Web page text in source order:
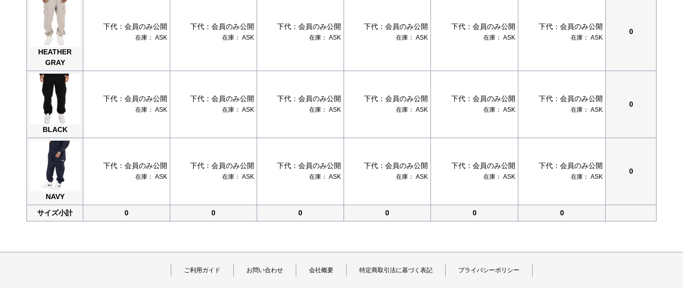
サイズ小計 0 0 0 0 0 0
HEATHER
GRAY
下代： 会員のみ公開
在庫： ASK
下代： 会員のみ公開
在庫： ASK
下代： 会員のみ公開
在庫： ASK
下代： 会員のみ公開
在庫： ASK
下代： 会員のみ公開
在庫： ASK
下代： 会員のみ公開
在庫： ASK
0
BLACK
下代： 会員のみ公開
在庫： ASK
下代： 会員のみ公開
在庫： ASK
下代： 会員のみ公開
在庫： ASK
下代： 会員のみ公開
在庫： ASK
下代： 会員のみ公開
在庫： ASK
下代： 会員のみ公開
在庫： ASK
0
NAVY
下代： 会員のみ公開
在庫： ASK
下代： 会員のみ公開
在庫： ASK
下代： 会員のみ公開
在庫： ASK
下代： 会員のみ公開
在庫： ASK
下代： 会員のみ公開
在庫： ASK
下代： 会員のみ公開
在庫： ASK
0
ご利用ガイド お問い合わせ 会社概要 特定商取引法に基づく表記 プライバシーポリシー